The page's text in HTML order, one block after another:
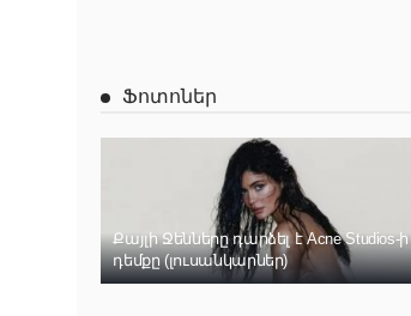
Ֆոտոներ
Քայլի Ջենները դարձել է Acne Studios-ի
դեմքը (լուսանկարներ)